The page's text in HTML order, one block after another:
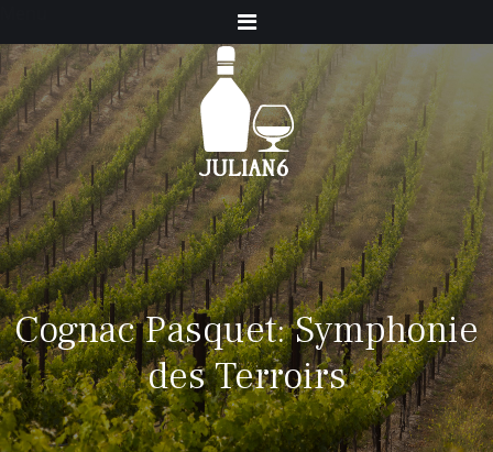
Cognac Pasquet: Symphonie
des Terroirs